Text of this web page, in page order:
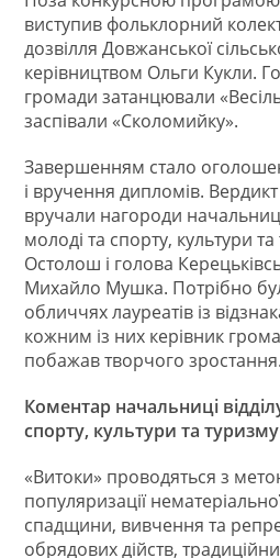
виступив фольклорний
дозвілля Довжанської
керівництвом Ольги Кукли.
громади затанцювали
заспівали «Сколомийку».
Завершенням стало
і вручення дипломів.
вручали нагороди
молоді та спорту, культури
Остолош і голова
Михайло Мушка. Потрібно
обличчях лауреатів із
кожним із них керівник
побажав творчого зростання.
Коментар начальниці
спорту, культури та
«Витоки» проводяться з
популяризації
спадщини, вивчення та
обрядових дійств,